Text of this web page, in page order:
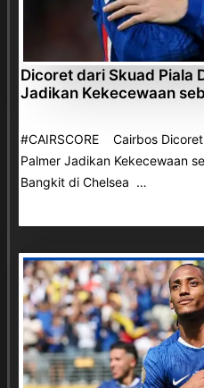
Dicoret dari Skuad Piala
Jadikan Kekecewaan
#CAIRSCORE Cairbos
Palmer Jadikan Kekecewaan
Bangkit di Chelsea …